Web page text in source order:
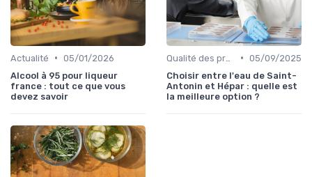
Actualité • 05/01/2026
Alcool à 95 pour liqueur
france : tout ce que vous
devez savoir
• 05/09/2025
Choisir entre l'eau de Saint-
Antonin et Hépar : quelle est
la meilleure option ?